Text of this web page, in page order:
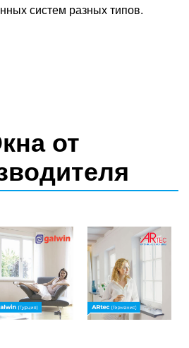
систем разных типов.
от